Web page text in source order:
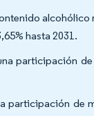
hasta 2031.
participación
participación de